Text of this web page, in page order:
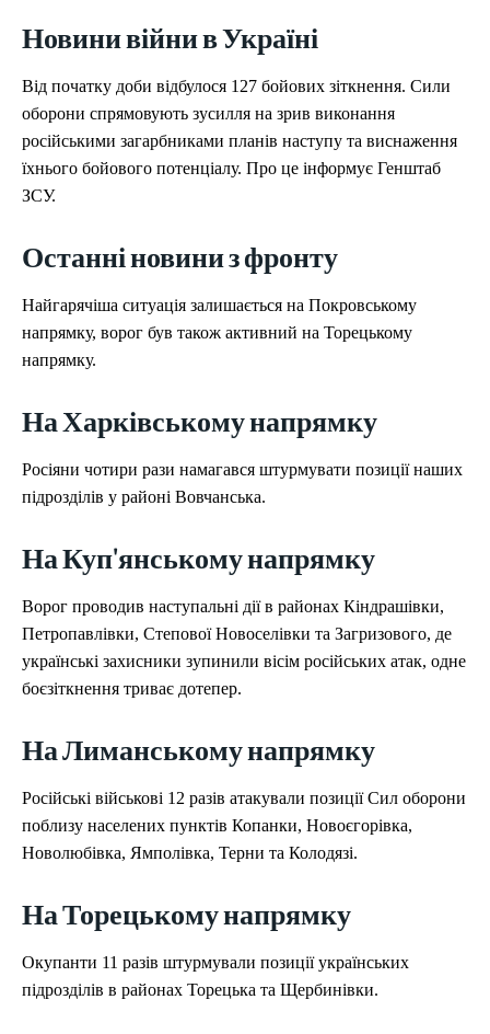
Новини війни в Україні
Від початку доби відбулося 127 бойових зіткнення. Сили
оборони спрямовують зусилля на зрив виконання
російськими загарбниками планів наступу та виснаження
їхнього бойового потенціалу. Про це інформує Генштаб
ЗСУ.
Останні новини з фронту
Найгарячіша ситуація залишається на Покровському
напрямку, ворог був також активний на Торецькому
напрямку.
На Харківському напрямку
Росіяни чотири рази намагався штурмувати позиції наших
підрозділів у районі Вовчанська.
На Куп'янському напрямку
Ворог проводив наступальні дії в районах Кіндрашівки,
Петропавлівки, Степової Новоселівки та Загризового, де
українські захисники зупинили вісім російських атак, одне
боєзіткнення триває дотепер.
На Лиманському напрямку
Російські військові 12 разів атакували позиції Сил оборони
поблизу населених пунктів Копанки, Новоєгорівка,
Новолюбівка, Ямполівка, Терни та Колодязі.
На Торецькому напрямку
Окупанти 11 разів штурмували позиції українських
підрозділів в районах Торецька та Щербинівки.